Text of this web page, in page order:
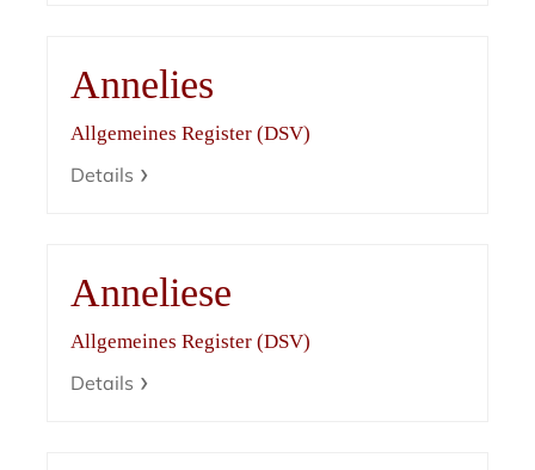
Annelies
Allgemeines Register (DSV)
Details
Anneliese
Allgemeines Register (DSV)
Details